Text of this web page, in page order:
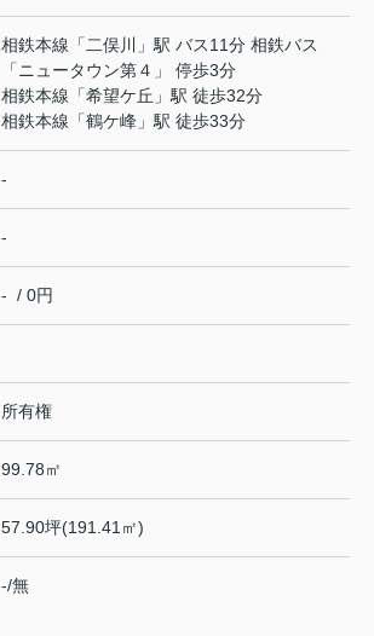
相鉄本線 「 二俣川
」駅 バス11分 相鉄バス
「ニュータウン第４」 停歩3分
相鉄本線 「希望ケ丘 」駅 徒歩32分
相鉄本線 「鶴ケ峰 」駅 徒歩33分
-
-
- / 0円
所有権
99.78㎡
57.90坪(191.41㎡)
-/無